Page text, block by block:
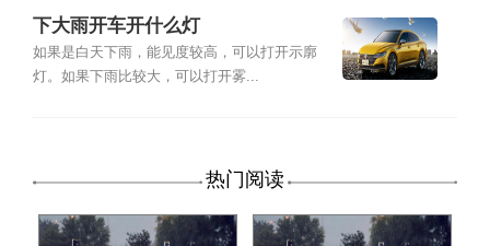
下大雨开车开什么灯
如果是白天下雨，能见度较高，可以打开示廓
灯。如果下雨比较大，可以打开雾...
热门阅读